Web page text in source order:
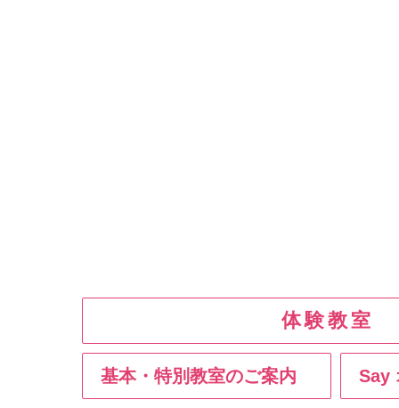
体験教室
基本・特別教室のご案内 Say